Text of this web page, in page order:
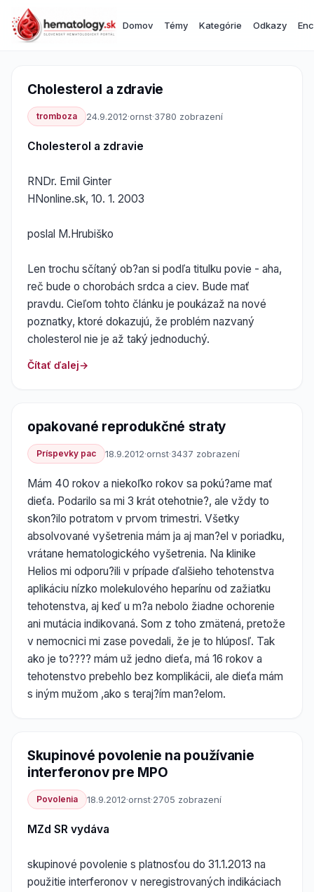
Domov Témy Kategórie Odkazy
Cholesterol a zdravie
tromboza 24.9.2012·ornst·3780 zobrazení
Cholesterol a zdravie
RNDr. Emil Ginter
HNonline.sk, 10. 1. 2003
poslal M.Hrubiško
Len trochu sčítaný ob?an si podľa titulku povie - aha,
reč bude o chorobách srdca a ciev. Bude mať
pravdu. Cieľom tohto článku je poukázaž na nové
poznatky, ktoré dokazujú, že problém nazvaný
cholesterol nie je až taký jednoduchý.
Čítať ďalej
opakované reprodukčné straty
Príspevky pac 18.9.2012·ornst·3437 zobrazení
Mám 40 rokov a niekoľko rokov sa pokú?ame mať
dieťa. Podarilo sa mi 3 krát otehotnie?, ale vždy to
skon?ilo potratom v prvom trimestri. Všetky
absolvované vyšetrenia mám ja aj man?el v poriadku,
vrátane hematologického vyšetrenia. Na klinike
Helios mi odporu?ili v prípade ďalšieho tehotenstva
aplikáciu nízko molekulového heparínu od zažiatku
tehotenstva, aj keď u m?a nebolo žiadne ochorenie
ani mutácia indikovaná. Som z toho zmätená, pretože
v nemocnici mi zase povedali, že je to hlúposľ. Tak
ako je to???? mám už jedno dieťa, má 16 rokov a
tehotenstvo prebehlo bez komplikácii, ale dieťa mám
s iným mužom ,ako s teraj?ím man?elom.
Skupinové povolenie na používanie
interferonov pre MPO
Povolenia 18.9.2012·ornst·2705 zobrazení
MZd SR vydáva
skupinové povolenie s platnosťou do 31.1.2013 na
použitie interferonov v neregistrovaných indikáciach